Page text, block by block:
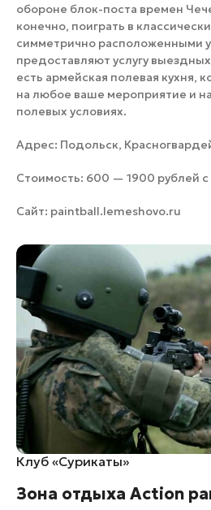
обороне блок-поста времен
конечно, поиграть в
симметрично расположенными
предоставляют услугу
есть армейская полевая кухня,
на любое ваше мероприятие и
полевых условиях.
Адрес: Подольск,
Стоимость: 600 — 1900 рублей с
Сайт: paintball.lemeshovo.ru
Клуб «Сурикаты»
Зона отдыха Action